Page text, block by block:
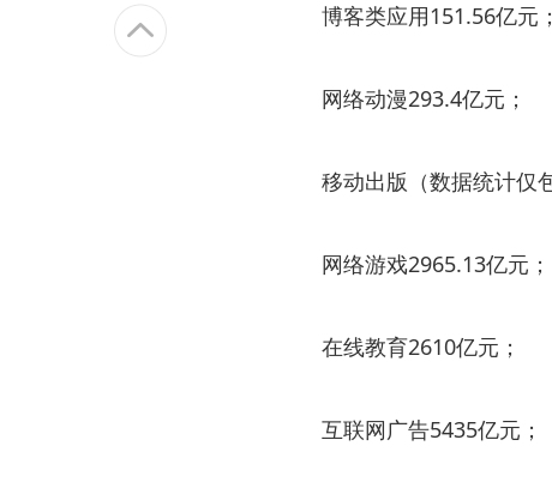
博客类应用151.56亿元；
网络动漫293.4亿元；
移动出版（数据统计仅包
网络游戏2965.13亿元；
在线教育2610亿元；
互联网广告5435亿元；